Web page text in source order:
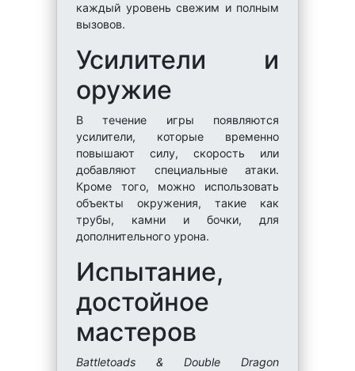
каждый уровень свежим и полным
вызовов.
Усилители и
оружие
В течение игры появляются
усилители, которые временно
повышают силу, скорость или
добавляют специальные атаки.
Кроме того, можно использовать
объекты окружения, такие как
трубы, камни и бочки, для
дополнительного урона.
Испытание,
достойное
мастеров
Battletoads & Double Dragon